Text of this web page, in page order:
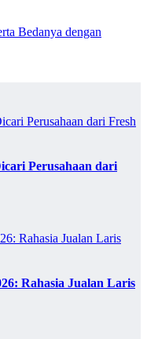
Perusahaan dari
Rahasia Jualan Laris